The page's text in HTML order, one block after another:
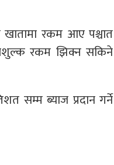
रकम आए पश्चात
रकम झिक्न सकिने
सम्म ब्याज प्रदान गर्ने